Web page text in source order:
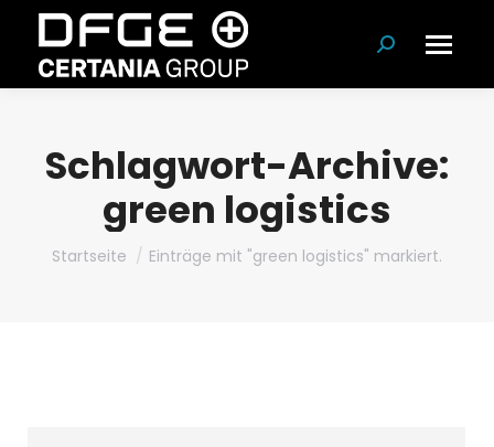
Suchen:
Schlagwort-Archive:
green logistics
Du bist hier:
Startseite Einträge mit "green logistics" markiert.